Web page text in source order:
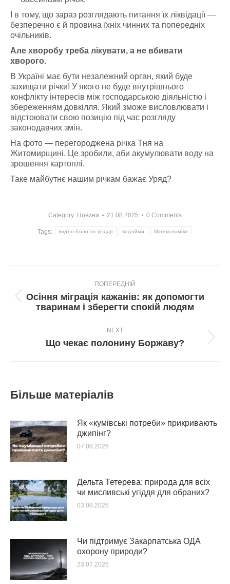
І в тому, що зараз розглядають питання їх ліквідації —
безперечно є й провина їхніх чинних та попередніх
очільників.
Але хворобу треба лікувати, а не вбивати
хворого.
В Україні має бути незалежний орган, який буде
захищати річки! У якого не буде внутрішнього
конфлікту інтересів між господарською діяльністю і
збереженням довкілля. Який зможе висловлювати і
відстоювати свою позицію під час розгляду
законодавчих змін.
На фото — перегороджена річка Тня на
Житомирщині. Це зробили, аби акумулювати воду на
зрошення картоплі.
Таке майбутнє нашим річкам бажає Уряд?
Category: Новини 21.08.2025 0 Comments
Tags: водно-болотні угіддя водойми Мінекономіки
navigation
ПОПЕРЕДНІЙ
Попередній
пост:
Осіння міграція кажанів: як допомогти
тваринам і зберегти спокій людям
NEXT
Next
Що чекає полонину Боржаву?
Більше матеріалів
Як «кумівські потреби» прикривають
джипінг?
07.08.2026
Дельта Тетерева: природа для всіх
чи мисливські угіддя для обраних?
03.08.2026
Чи підтримує Закарпатська ОДА
охорону природи?
23.07.2026